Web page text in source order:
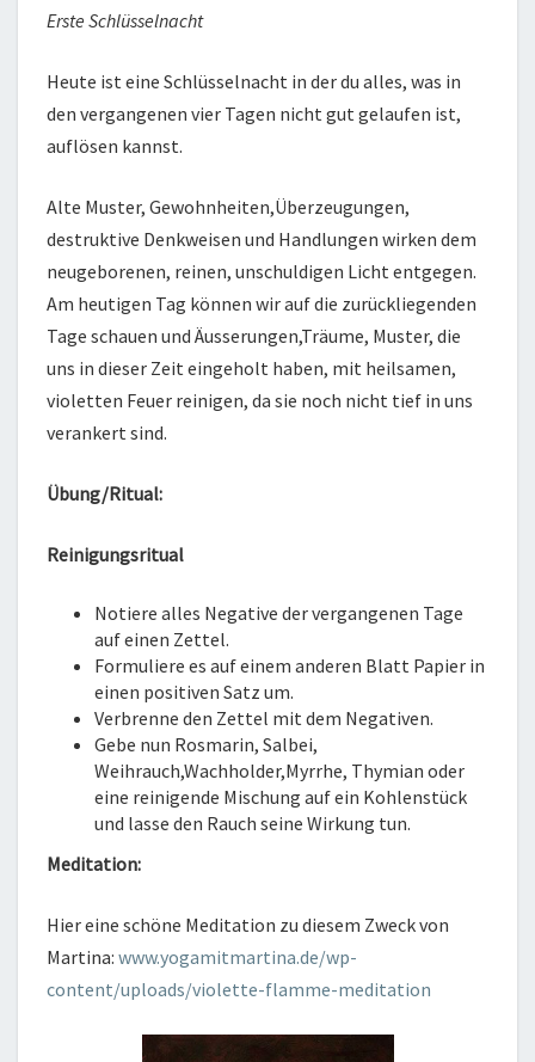
Erste Schlüsselnacht
Heute ist eine Schlüsselnacht in der du alles, was in
den vergangenen vier Tagen nicht gut gelaufen ist,
auflösen kannst.
Alte Muster, Gewohnheiten,Überzeugungen,
destruktive Denkweisen und Handlungen wirken dem
neugeborenen, reinen, unschuldigen Licht entgegen.
Am heutigen Tag können wir auf die zurückliegenden
Tage schauen und Äusserungen,Träume, Muster, die
uns in dieser Zeit eingeholt haben, mit heilsamen,
violetten Feuer reinigen, da sie noch nicht tief in uns
verankert sind.
Übung/Ritual:
Reinigungsritual
Notiere alles Negative der vergangenen Tage
auf einen Zettel.
Formuliere es auf einem anderen Blatt Papier in
einen positiven Satz um.
Verbrenne den Zettel mit dem Negativen.
Gebe nun Rosmarin, Salbei,
Weihrauch,Wachholder,Myrrhe, Thymian oder
eine reinigende Mischung auf ein Kohlenstück
und lasse den Rauch seine Wirkung tun.
Meditation:
Hier eine schöne Meditation zu diesem Zweck von
Martina: www.yogamitmartina.de/wp-
content/uploads/violette-flamme-meditation